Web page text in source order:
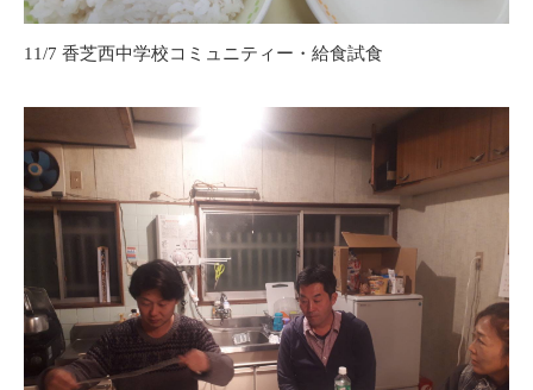
11/7 香芝西中学校コミュニティー・給食試食